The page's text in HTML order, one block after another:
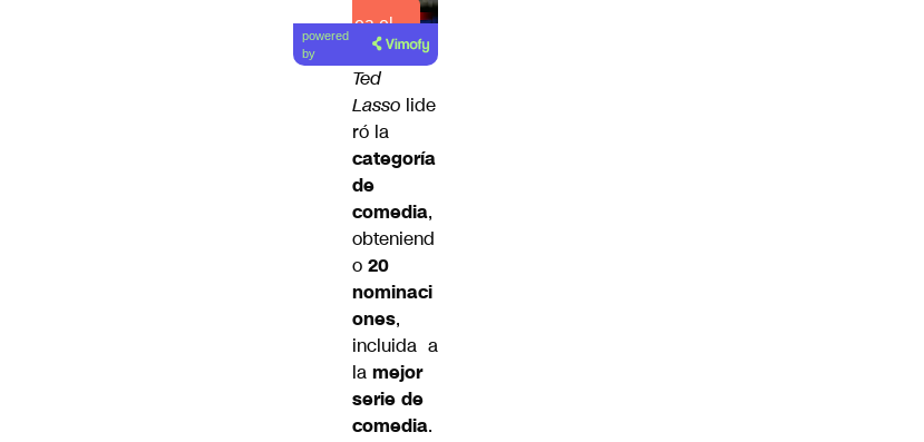
Lea el
artículo
powered
by
Ted
Lasso lide
ró la
categoría
de
comedia,
obteniend
o 20
nominaci
ones,
incluida a
la mejor
serie de
comedia.